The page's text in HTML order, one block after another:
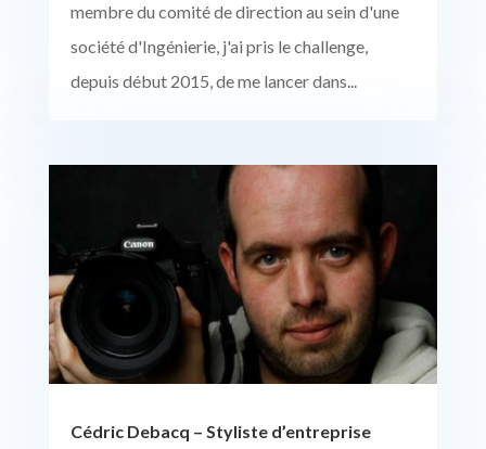
membre du comité de direction au sein d'une
société d'Ingénierie, j'ai pris le challenge,
depuis début 2015, de me lancer dans...
Cédric Debacq – Styliste d’entreprise